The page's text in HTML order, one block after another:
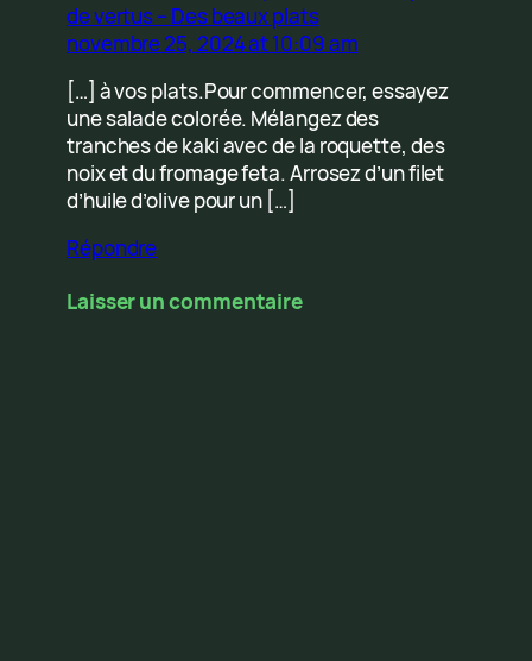
de vertus – Des beaux plats
novembre 25, 2024 at 10:09 am
[…] à vos plats.Pour commencer, essayez
une salade colorée. Mélangez des
tranches de kaki avec de la roquette, des
noix et du fromage feta. Arrosez d’un filet
d’huile d’olive pour un […]
Répondre
Laisser un commentaire